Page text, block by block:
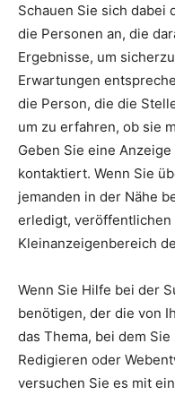
Schauen Sie sich dabei
die Personen an, die
Ergebnisse, um
Erwartungen
die Person, die die
um zu erfahren, ob sie
Geben Sie eine
kontaktiert. Wenn Sie
jemanden in der Nähe
erledigt, veröffentlichen
Kleinanzeigenbereich
Wenn Sie Hilfe bei der
benötigen, der die von
das Thema, bei dem
Redigieren oder
versuchen Sie es mit